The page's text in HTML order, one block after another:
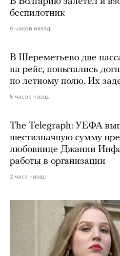
беспилотник
6 часов назад
В Шереметьево две
на рейс, попытались
по летному полю. Их
5 часов назад
The Telegraph: УЕФА
шестизначную сумму
любовнице Джанни
работы в организации
2 часа назад